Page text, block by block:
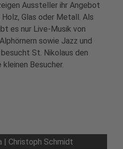
Aussteller ihr Angebot
Glas oder Metall. Als
es nur Live-Musik von
sowie Jazz und
St. Nikolaus den
Besucher.
| Christoph Schmidt